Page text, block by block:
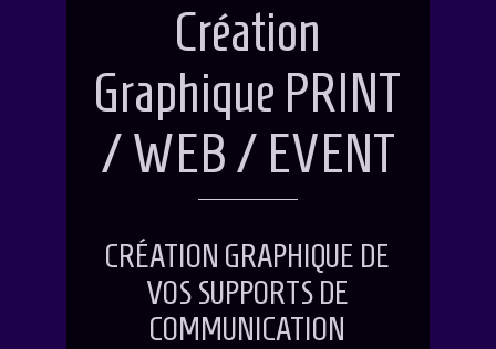
Création
Graphique PRINT
/ WEB / EVENT
CRÉATION GRAPHIQUE DE
VOS SUPPORTS DE
COMMUNICATION